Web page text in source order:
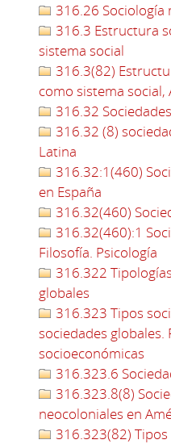
316.26 Sociología
316.3 Estructura
sistema social
316.3(82)
como sistema social,
316.32
316.32 (8)
Latina
316.32:1(460)
en España
316.32(460)
316.32(460):1
Filosofía. Psicología
316.322
globales
316.323 Tipos
sociedades globales.
socioeconómicas
316.323.6
316.323.8(8)
neocoloniales en
316.323(82)